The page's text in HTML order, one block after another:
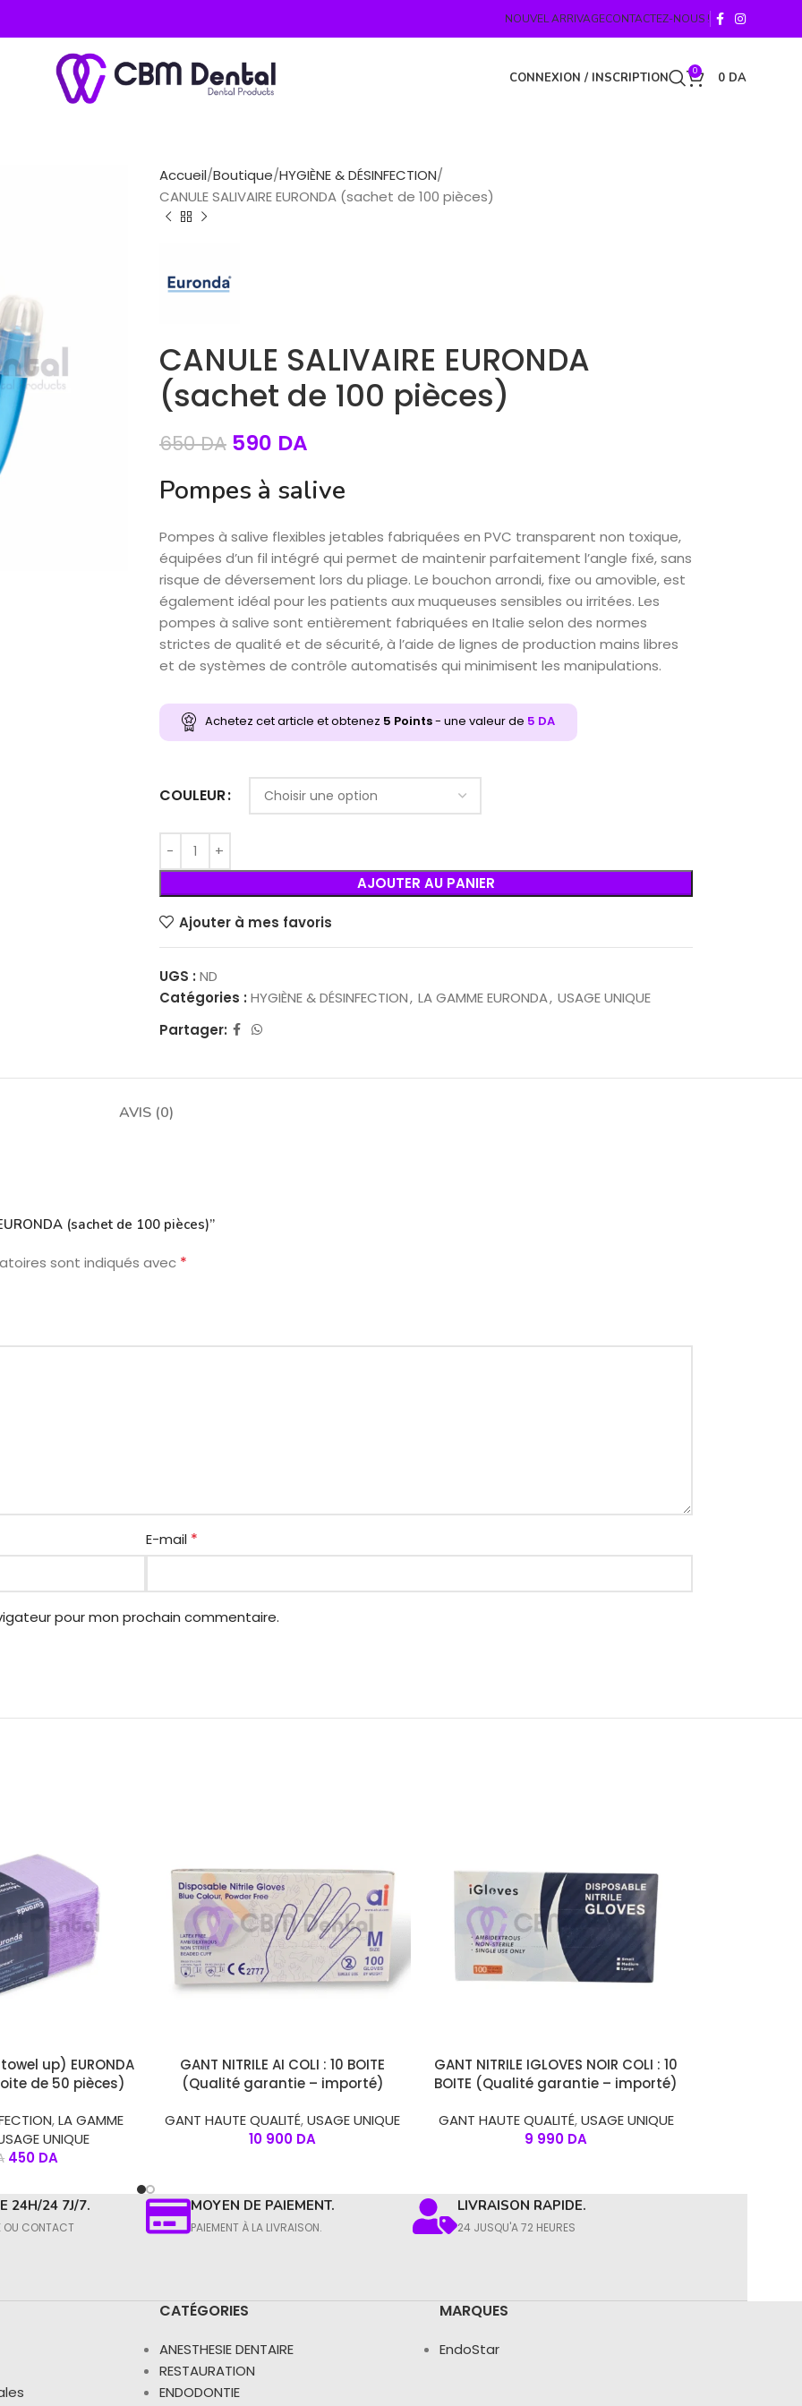
NOUVEL ARRIVAGECONTACTEZ-NOUS !
CONNEXION / INSCRIPTION 0 0 DA
Accueil Boutique HYGIÈNE & DÉSINFECTION
CANULE SALIVAIRE EURONDA (sachet de 100 pièces)
CANULE SALIVAIRE EURONDA
(sachet de 100 pièces)
650DA 590 DA
Pompes à salive
Pompes à salive flexibles jetables fabriquées en PVC transparent non toxique,
équipées d’un fil intégré qui permet de maintenir parfaitement l’angle fixé, sans
risque de déversement lors du pliage. Le bouchon arrondi, fixe ou amovible, est
également idéal pour les patients aux muqueuses sensibles ou irritées. Les
pompes à salive sont entièrement fabriquées en Italie selon des normes
strictes de qualité et de sécurité, à l’aide de lignes de production mains libres
et de systèmes de contrôle automatisés qui minimisent les manipulations.
Achetez cet article et obtenez 5 Points- une valeur de 5 DA
COULEUR
AJOUTER AU PANIER
Ajouter à mes favoris
UGS : ND
Catégories : HYGIÈNE & DÉSINFECTION, LA GAMME EURONDA, USAGE UNIQUE
Partager:
AVIS (0)
(sachet de 100 pièces)”
sont indiqués avec *
E-mail *
pour mon prochain commentaire.
up) EURONDA
de 50 pièces)
,LA GAMME
UNIQUE
450 DA
CHOIX DES OPTIONS
GANT NITRILE AI COLI : 10 BOITE
(Qualité garantie – importé)
GANT HAUTE QUALITÉ,USAGE UNIQUE
10 900 DA
CHOIX DES OPTIONS
GANT NITRILE IGLOVES NOIR COLI : 10
BOITE (Qualité garantie – importé)
GANT HAUTE QUALITÉ,USAGE UNIQUE
9 990 DA
24H/24 7J/7.
OU CONTACT​
MOYEN DE PAIEMENT.
PAIEMENT À LA LIVRAISON.​
LIVRAISON RAPIDE.
24 JUSQU'A 72 HEURES
CATÉGORIES
ANESTHESIE DENTAIRE
RESTAURATION
ENDODONTIE
MARQUES
EndoStar